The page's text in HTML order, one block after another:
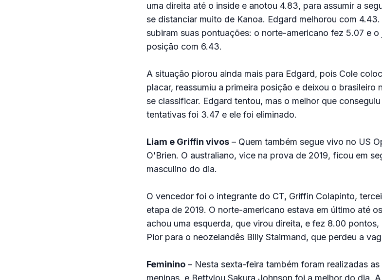
uma direita até o inside e anotou 4.83, para assumir a
se distanciar muito de Kanoa. Edgard melhorou com
subiram suas pontuações: o norte-americano fez 5.07 e o
posição com 6.43.
A situação piorou ainda mais para Edgard, pois Cole
placar, reassumiu a primeira posição e deixou o brasileiro
se classificar. Edgard tentou, mas o melhor que
tentativas foi 3.47 e ele foi eliminado.
Liam e Griffin vivos– Quem também segue vivo no US
O’Brien. O australiano, vice na prova de 2019, ficou em
masculino do dia.
O vencedor foi o integrante do CT, Griffin Colapinto,
etapa de 2019. O norte-americano estava em último até
achou uma esquerda, que virou direita, e fez 8.00
Pior para o neozelandês Billy Stairmand, que perdeu a
Feminino– Nesta sexta-feira também foram realizadas
meninas, e Bettylou Sakura Johnson foi a melhor do dia.